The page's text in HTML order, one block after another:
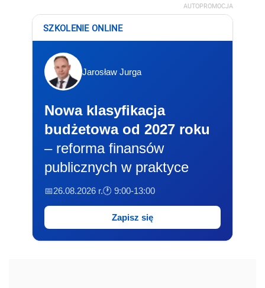
AUTOPROMOCJA
SZKOLENIE ONLINE
Jarosław Jurga
Nowa klasyfikacja
budżetowa od 2027 roku
– reforma finansów
publicznych w praktyce
📅26.08.2026 r.🕐 9:00-13:00
Zapisz się